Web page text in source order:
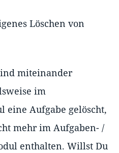
Löschen von
miteinander
im
eine Aufgabe gelöscht,
mehr im Aufgaben- /
enthalten. Willst Du